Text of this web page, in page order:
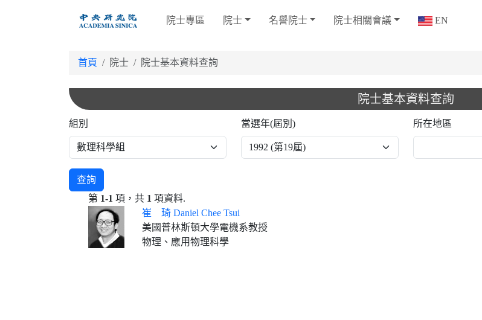
院士專區 院士 名譽院士 院士相關會議 EN
首頁 院士 院士基本資料查詢
院士基本資料查詢
組別 當選年(屆別) 所在地區
查詢
第 1-1 項，共 1 項資料.
崔 琦 Daniel Chee Tsui
美國普林斯頓大學電機系教授
物理、應用物理科學